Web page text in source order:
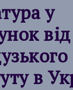
у
від
в